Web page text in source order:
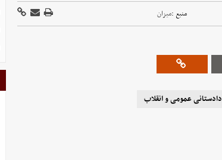
منبع :میزان
دادستانی عمومی و انقلاب